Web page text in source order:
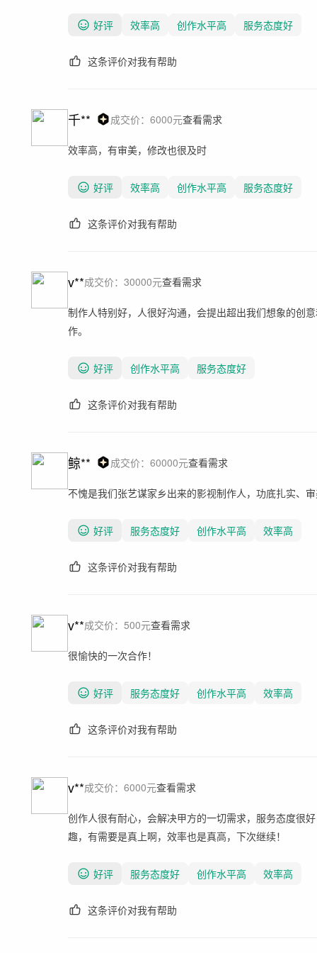
好评 效率高 创作水平高 服务态度好
这条评价对我有帮助
千** 成交价： 6000元查看需求
效率高，有审美，修改也很及时
好评 效率高 创作水平高 服务态度好
这条评价对我有帮助
v**成交价： 30000元查看需求
制作人特别好，人很好沟通，会提出超出我们想象的创
作。
好评 创作水平高 服务态度好
这条评价对我有帮助
鲸** 成交价： 60000元查看需求
不愧是我们张艺谋家乡出来的影视制作人，功底扎实、
好评 服务态度好 创作水平高 效率高
这条评价对我有帮助
v**成交价： 500元查看需求
很愉快的一次合作！
好评 服务态度好 创作水平高 效率高
这条评价对我有帮助
v**成交价： 6000元查看需求
创作人很有耐心，会解决甲方的一切需求，服务态度很
趣，有需要是真上啊，效率也是真高，下次继续！
好评 服务态度好 创作水平高 效率高
这条评价对我有帮助